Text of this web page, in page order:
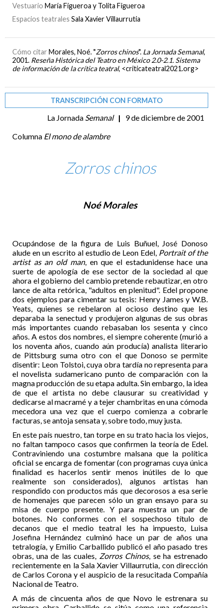
Vestuario María Figueroa y Tolita Figueroa
Espacios teatrales Sala Xavier Villaurrutia
Cómo citar Morales, Noé. "Zorros chinos". La Jornada Semanal,
2001. Reseña Histórica del Teatro en México 2.0-2.1. Sistema
de información de la crítica teatral, <criticateatral2021.org>
TRANSCRIPCIÓN CON FORMATO
La Jornada Semanal |
9 de diciembre de 2001
Columna El mono de alambre
Zorros chinos
Noé Morales
Ocupándose de la figura de Luis Buñuel, José Donoso
alude en un escrito al estudio de Leon Edel, Portrait of the
artist as an old man, en que el estadunidense hace una
suerte de apología de ese sector de la sociedad al que
ahora el gobierno del cambio pretende rebautizar, en otro
lance de alta retórica, "adultos en plenitud". Edel propone
dos ejemplos para cimentar su tesis: Henry James y W.B.
Yeats, quienes se rebelaron al ocioso destino que les
deparaba la senectud y produjeron algunas de sus obras
más importantes cuando rebasaban los sesenta y cinco
años. A estos dos nombres, el siempre coherente (murió a
los noventa años, cuando aún producía) analista literario
de Pittsburg suma otro con el que Donoso se permite
disentir: Leon Tolstoi, cuya obra tardía no representa para
el novelista sudamericano punto de comparación con la
magna producción de su etapa adulta. Sin embargo, la idea
de que el artista no debe clausurar su creatividad y
dedicarse al macramé y a tejer chambritas en una cómoda
mecedora una vez que el cuerpo comienza a cobrarle
facturas, se antoja sensata y, sobre todo, muy justa.
En este país nuestro, tan torpe en su trato hacia los viejos,
no faltan tampoco casos que confirmen la teoría de Edel.
Contraviniendo una costumbre malsana que la política
oficial se encarga de fomentar (con programas cuya única
finalidad es hacerlos sentir menos inútiles de lo que
realmente son considerados), algunos artistas han
respondido con productos más que decorosos a esa serie
de homenajes que parecen sólo un gran ensayo para su
misa de cuerpo presente. Y para muestra un par de
botones. No conformes con el sospechoso título de
decanos que el medio teatral les ha impuesto, Luisa
Josefina Hernández culminó hace un par de años una
tetralogía, y Emilio Carballido publicó el año pasado tres
obras, una de las cuales, Zorros Chinos, se ha estrenado
recientemente en la Sala Xavier Villaurrutia, con dirección
de Carlos Corona y el auspicio de la resucitada Compañía
Nacional de Teatro.
A más de cincuenta años de que Novo le estrenara su